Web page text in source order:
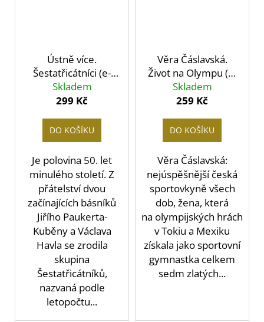
Ústně více.
Šestatřicátníci (e-
kniha)
Skladem
299 Kč
DO KOŠÍKU
Je polovina 50. let
minulého století. Z
přátelství dvou
začínajících básníků
Jiřího Paukerta-
Kuběny a Václava
Havla se zrodila
skupina
Šestatřicátníků,
nazvaná podle
letopočtu...
Věra Čáslavská.
Život na Olympu (e-
kniha)
Skladem
259 Kč
DO KOŠÍKU
Věra Čáslavská:
nejúspěšnější česká
sportovkyně všech
dob, žena, která
na olympijských hrách
v Tokiu a Mexiku
získala jako sportovní
gymnastka celkem
sedm zlatých...